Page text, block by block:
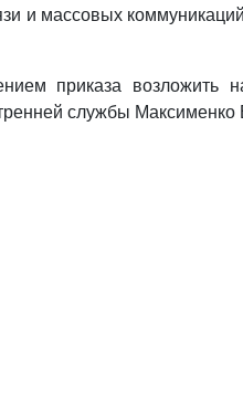
и массовых
приказа возложить
службы Максименко